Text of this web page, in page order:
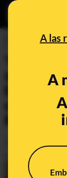
A las
A
PREBUNKING
suela
bolas
Publicado el